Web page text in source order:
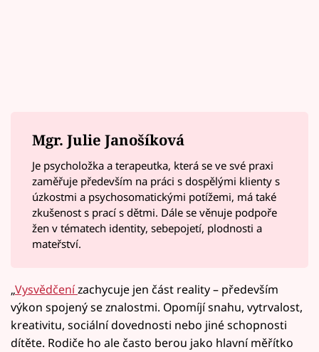
Mgr. Julie Janošíková
Je psycholožka a terapeutka, která se ve své praxi
zaměřuje především na práci s dospělými klienty s
úzkostmi a psychosomatickými potížemi, má také
zkušenost s prací s dětmi. Dále se věnuje podpoře
žen v tématech identity, sebepojetí, plodnosti a
mateřství.
„Vysvědčenízachycuje jen část reality – především
výkon spojený se znalostmi. Opomíjí snahu, vytrvalost,
kreativitu, sociální dovednosti nebo jiné schopnosti
dítěte. Rodiče ho ale často berou jako hlavní měřítko